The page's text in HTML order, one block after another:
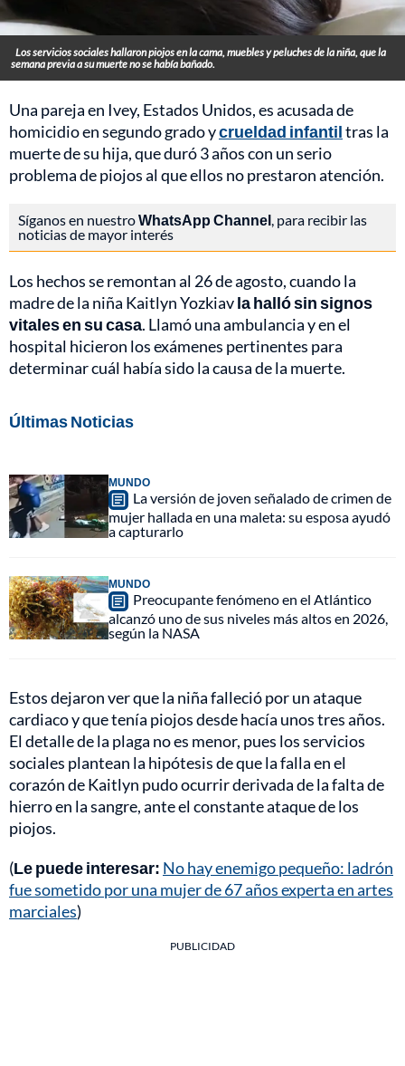
Los servicios sociales hallaron piojos en la cama, muebles y peluches de la niña, que la
semana previa a su muerte no se había bañado.
Una pareja en Ivey, Estados Unidos, es acusada de
homicidio en segundo grado ycrueldad infantiltras la
muerte de su hija, que duró 3 años con un serio
problema de piojos al que ellos no prestaron atención.
Síganos en nuestroWhatsApp Channel, para recibir las
noticias de mayor interés
Los hechos se remontan al 26 de agosto, cuando la
madre de la niña Kaitlyn Yozkiavla halló sin signos
vitales en su casa. Llamó una ambulancia y en el
hospital hicieron los exámenes pertinentes para
determinar cuál había sido la causa de la muerte.
Últimas Noticias
MUNDO
La versión de joven señalado de crimen de
mujer hallada en una maleta: su esposa ayudó
a capturarlo
MUNDO
Preocupante fenómeno en el Atlántico
alcanzó uno de sus niveles más altos en 2026,
según la NASA
Estos dejaron ver que la niña falleció por un ataque
cardiaco y que tenía piojos desde hacía unos tres años.
El detalle de la plaga no es menor, pues los servicios
sociales plantean la hipótesis de que la falla en el
corazón de Kaitlyn pudo ocurrir derivada de la falta de
hierro en la sangre, ante el constante ataque de los
piojos.
(Le puede interesar: No hay enemigo pequeño: ladrón
fue sometido por una mujer de 67 años experta en artes
marciales)
PUBLICIDAD